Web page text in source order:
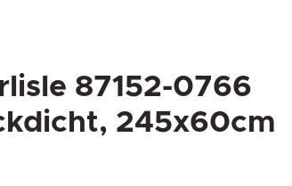
87152-0766
245x60cm